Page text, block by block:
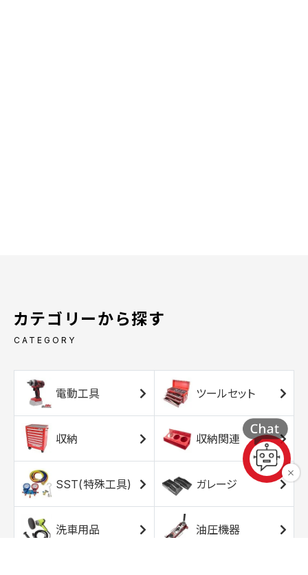
カテゴリーから探す
CATEGORY
電動工具 ツールセット
収納 収納関連
SST(特殊工具) ガレージ
洗車用品 油圧機器